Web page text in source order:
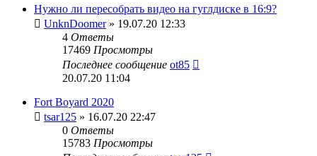
Нужно ли пересобрать видео на гуглдиске в 16:9?
UnknDoomer» 19.07.20 12:33
4 Ответы
17469 Просмотры
Последнее сообщение ot85
20.07.20 11:04
Fort Boyard 2020
tsar125 » 16.07.20 22:47
0 Ответы
15783 Просмотры